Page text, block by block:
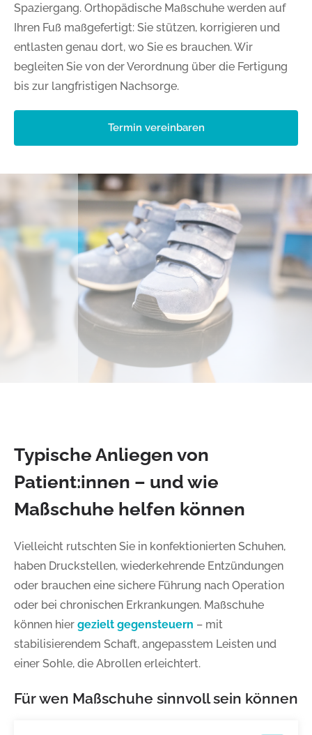
Spaziergang. Orthopädische Maßschuhe werden auf
Ihren Fuß maßgefertigt: Sie stützen, korrigieren und
entlasten genau dort, wo Sie es brauchen. Wir
begleiten Sie von der Verordnung über die Fertigung
bis zur langfristigen Nachsorge.
Termin vereinbaren
Typische Anliegen von
Patient:innen – und wie
Maßschuhe helfen können
Vielleicht rutschten Sie in konfektionierten Schuhen,
haben Druckstellen, wiederkehrende Entzündungen
oder brauchen eine sichere Führung nach Operation
oder bei chronischen Erkrankungen. Maßschuhe
können hier gezielt gegensteuern – mit
stabilisierendem Schaft, angepasstem Leisten und
einer Sohle, die Abrollen erleichtert.
Für wen Maßschuhe sinnvoll sein können